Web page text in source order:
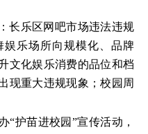
长乐区网吧市场违法违规
乐场所向规模化、品牌
文化娱乐消费的品位和档
现重大违规现象；校园周
“护苗进校园”宣传活动，